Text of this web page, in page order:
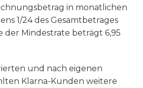
in monatlichen
1/24 des Gesamtbetrages
der Mindestrate beträgt 6,95
und nach eigenen
Klarna-Kunden weitere